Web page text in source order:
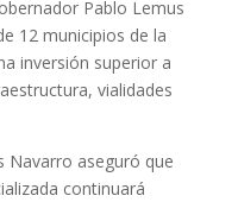
Pablo Lemus
12 municipios de la
inversión superior a
vialidades
Navarro aseguró que
continuará